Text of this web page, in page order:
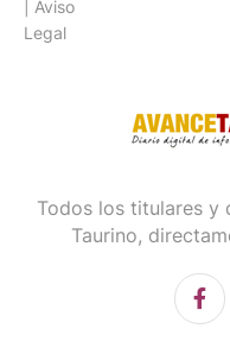
| Aviso
Legal
Todos los titulares y
Taurino,